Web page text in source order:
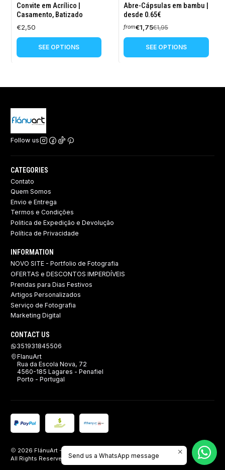
Convite em Acrílico |
Casamento, Batizado
€2,50
SEE OPTIONS
-10%
OFF
Abre-Cápsulas em bambu |
desde 0.65€
from€1,75€1,95
SEE OPTIONS
Follow us
CATEGORIES
Contato
Quem Somos
Envio e Entrega
Termos e Condições
Politica de Expedição e Devolução ​
Política de Privacidade
INFORMATION
NOVO SITE - Portfolio de Fotografia
OFERTAS e DESCONTOS IMPERDÍVEIS
Prendas para Dias Festivos
Artigos Personalizados
Serviço de Fotografia
Marketing Digital
CONTACT US
351931845506
FlanuArt
Rua da Escola Nova, 72
4560-185 Lagares - Penafiel
Porto - Portugal
2026 FlánuArt - Brindes, Imagem e Publicidade.
All Rights Reserved. Powered by Jumpseller.
Send us a WhatsApp message